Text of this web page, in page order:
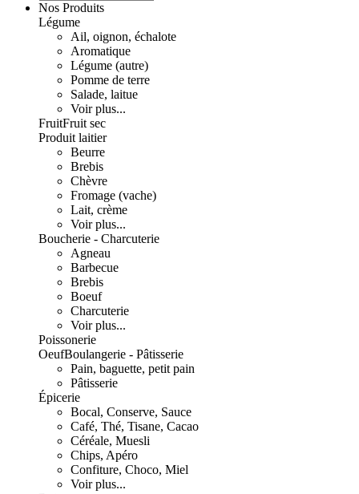
Nos Produits
Légume
Ail, oignon, échalote
Aromatique
Légume (autre)
Pomme de terre
Salade, laitue
Voir plus...
FruitFruit sec
Produit laitier
Beurre
Brebis
Chèvre
Fromage (vache)
Lait, crème
Voir plus...
Boucherie - Charcuterie
Agneau
Barbecue
Brebis
Boeuf
Charcuterie
Voir plus...
Poissonerie
OeufBoulangerie - Pâtisserie
Pain, baguette, petit pain
Pâtisserie
Épicerie
Bocal, Conserve, Sauce
Café, Thé, Tisane, Cacao
Céréale, Muesli
Chips, Apéro
Confiture, Choco, Miel
Voir plus...